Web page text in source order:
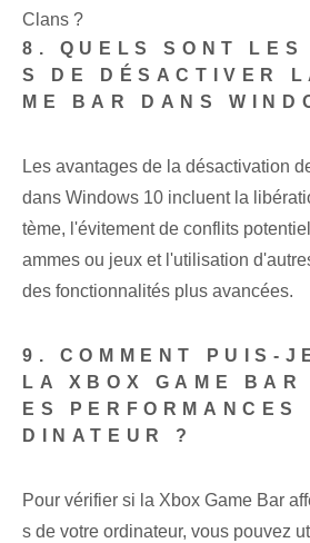
Clans ?
8. QUELS SONT LES
S DE DÉSACTIVER
ME BAR DANS
Les avantages de la désactivation
dans Windows 10 incluent la
tème, l'évitement de conflits
ammes ou jeux et l'utilisation
des fonctionnalités plus avancées.
9. COMMENT PUIS-
LA XBOX GAME BAR
ES PERFORMANCES
DINATEUR ?
Pour vérifier si la Xbox Game Bar
s de votre ordinateur, vous pouvez